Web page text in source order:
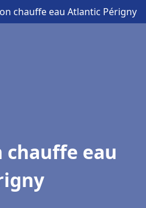
chauffe eau Atlantic Périgny
eau